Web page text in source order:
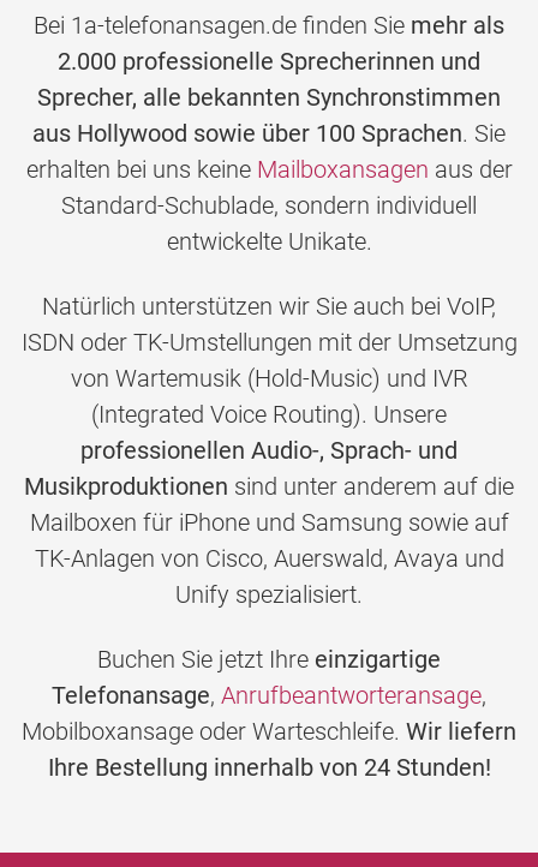
Bei 1a-telefonansagen.de finden Sie mehr als
2.000 professionelle Sprecherinnen und
Sprecher, alle bekannten Synchronstimmen
aus Hollywood sowie über 100 Sprachen. Sie
erhalten bei uns keine Mailboxansagen aus der
Standard-Schublade, sondern individuell
entwickelte Unikate.
Natürlich unterstützen wir Sie auch bei VoIP,
ISDN oder TK-Umstellungen mit der Umsetzung
von Wartemusik (Hold-Music) und IVR
(Integrated Voice Routing). Unsere
professionellen Audio-, Sprach- und
Musikproduktionen sind unter anderem auf die
Mailboxen für iPhone und Samsung sowie auf
TK-Anlagen von Cisco, Auerswald, Avaya und
Unify spezialisiert.
Buchen Sie jetzt Ihre einzigartige
Telefonansage, Anrufbeantworteransage,
Mobilboxansage oder Warteschleife. Wir liefern
Ihre Bestellung innerhalb von 24 Stunden!